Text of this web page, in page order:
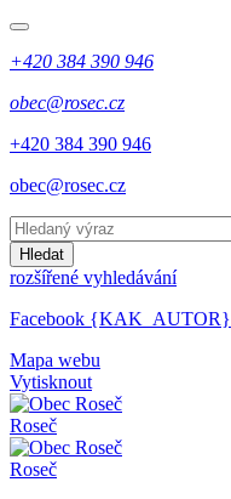
+420 384 390 946
obec@rosec.cz
+420 384 390 946
obec@rosec.cz
Hledat
rozšířené vyhledávání
Facebook {KAK_AUTOR}
Mapa webu
Vytisknout
Roseč
Roseč